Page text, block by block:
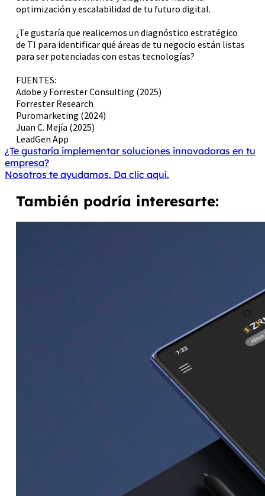
optimización y escalabilidad de tu futuro digital.
¿Te gustaría que realicemos un diagnóstico estratégico
de TI para identificar qué áreas de tu negocio están listas
para ser potenciadas con estas tecnologías?
FUENTES:
Adobe y Forrester Consulting (2025)
Forrester Research
Puromarketing (2024)
Juan C. Mejía (2025)
LeadGen App
¿Te gustaría implementar soluciones innovadoras en tu
empresa?
Nosotros te ayudamos. Da clic aquí.
También podría interesarte: